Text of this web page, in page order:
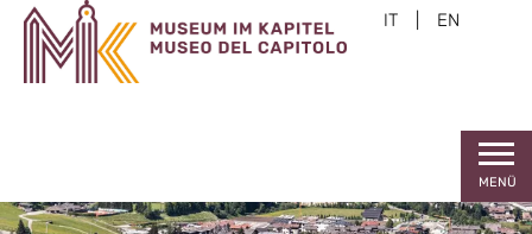
IT EN
MENÜ